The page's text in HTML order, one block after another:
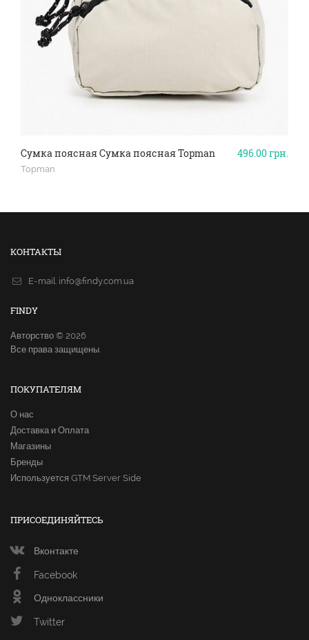
496.00грн.
Сумка поясная Сумка поясная Topman
Topman
КОНТАКТЫ
E-mail. info@findy.com.ua
FINDY
Авторство © 2026
Все права защищены.
ПОКУПАТЕЛЯМ
О нас
Доставка и Оплата
Магазины
Бренды
Используется GTM Server Side
ПРИСОЕДИНЯЙТЕСЬ
Вконтакте
Facebook
Одноклассники
Twitter